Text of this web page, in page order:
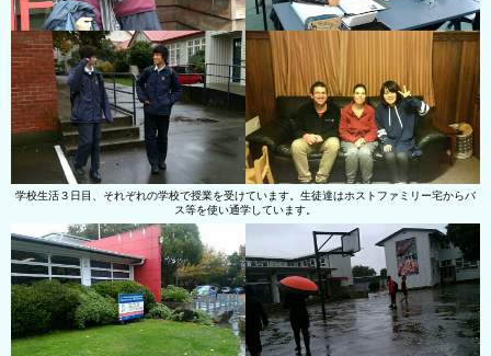
学校生活３日目、それぞれの学校で授業を受けています。生徒達はホストファミリー宅からバ
ス等を使い通学しています。